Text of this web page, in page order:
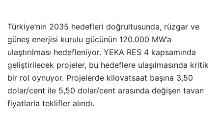
Türkiye’nin 2035 hedefleri doğrultusunda, rüzgar ve
güneş enerjisi kurulu gücünün 120.000 MW’a
ulaştırılması hedefleniyor. YEKA RES 4 kapsamında
geliştirilecek projeler, bu hedeflere ulaşılmasında kritik
bir rol oynuyor. Projelerde kilovatsaat başına 3,50
dolar/cent ile 5,50 dolar/cent arasında değişen tavan
fiyatlarla teklifler alındı.